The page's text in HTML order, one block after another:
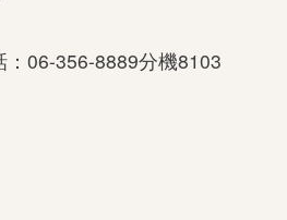
06-356-8889分機8103